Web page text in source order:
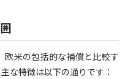
欧米の包括的な補償と比較す
な特徴は以下の通りです：